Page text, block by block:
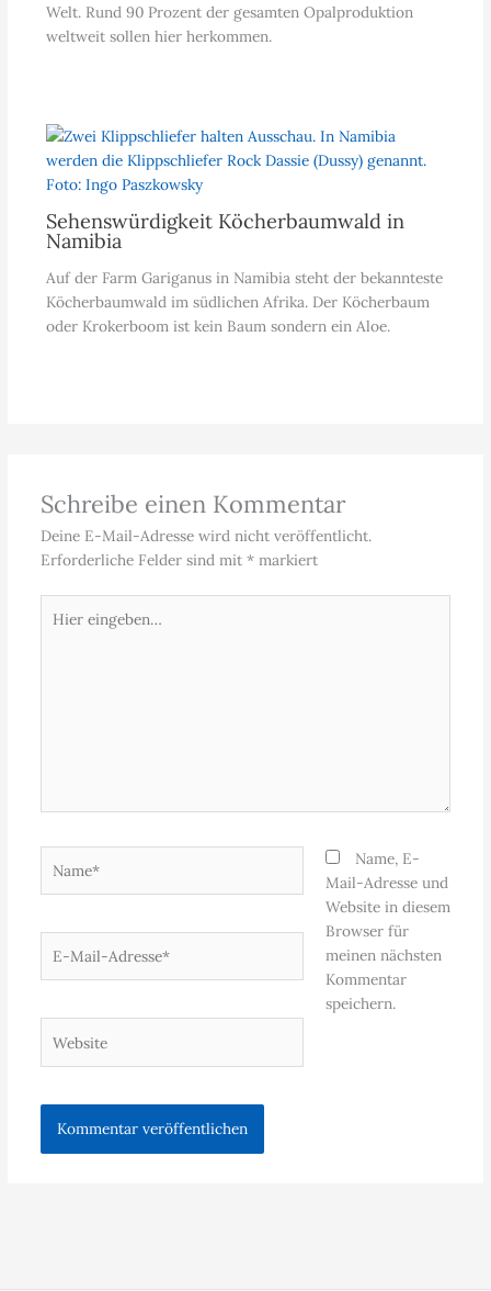
Welt. Rund 90 Prozent der gesamten Opalproduktion
weltweit sollen hier herkommen.
Sehenswürdigkeit Köcherbaumwald in
Namibia
Auf der Farm Gariganus in Namibia steht der bekannteste
Köcherbaumwald im südlichen Afrika. Der Köcherbaum
oder Krokerboom ist kein Baum sondern ein Aloe.
Schreibe einen Kommentar
Deine E-Mail-Adresse wird nicht veröffentlicht.
Erforderliche Felder sind mit *markiert
eingeben…
Mail-
Name, E-
Mail-Adresse und
Website in diesem
Browser für
meinen nächsten
Kommentar
speichern.